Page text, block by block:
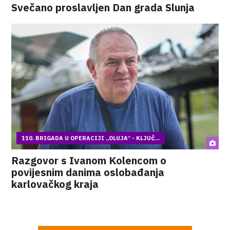
Svečano proslavljen Dan grada Slunja
110. BRIGADA U OPERACIJI „OLUJA“ - KLJUČ...
Razgovor s Ivanom Kolencom o
povijesnim danima oslobađanja
karlovačkog kraja